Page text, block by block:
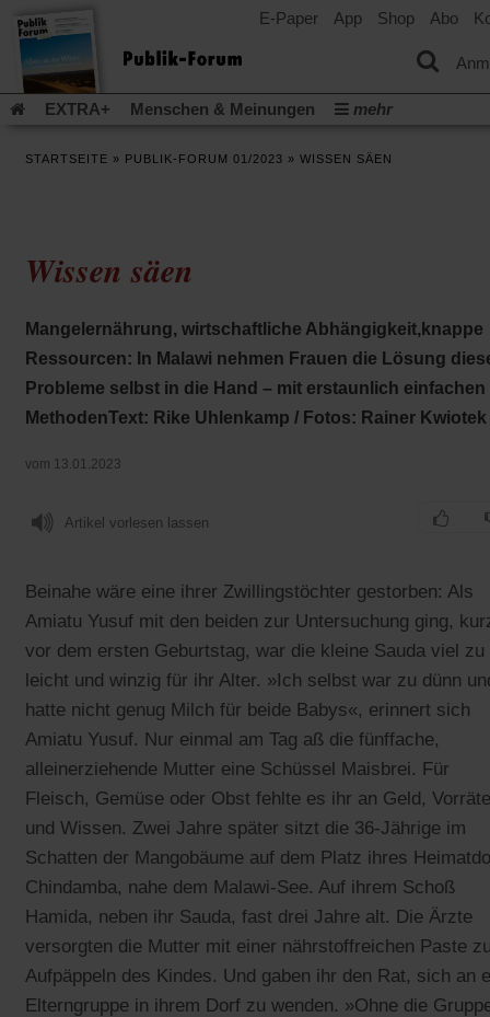
E-Paper App Shop Abo
EXTRA+ Menschen & Meinungen
mehr
Leserinitiative Publik-Forum e.V.
einem
neuen
Tab)
einem
neuen
Tab)
Gleichberechtigung
Künstliche Intelligenz(Öffnet
einem
neuen
Was gibt
Krieg und Frieden(Öffnet
einem
neuen
Gott neu denken Krieg in der Ukraine
Flucht und Migration
Video-Podcast »Veranstaltungen«
Podcast »Veranstaltungen«
Schriftgröße ändern:
STARTSEITE » PUBLIK-FORUM 01/2023 » WISSEN SÄEN
Wissen säen
Mangelernährung, wirtschaftliche Abhängigkeit,knappe
Ressourcen: In Malawi nehmen Frauen die Lösung
Probleme selbst in die Hand – mit erstaunlich einfachen
MethodenText: Rike Uhlenkamp / Fotos: Rainer Kwiotek
vom 13.01.2023
Artikel vorlesen lassen
Beinahe wäre eine ihrer Zwillingstöchter gestorben: Als
Amiatu Yusuf mit den beiden zur Untersuchung ging,
vor dem ersten Geburtstag, war die kleine Sauda viel zu
leicht und winzig für ihr Alter. »Ich selbst war zu dünn
hatte nicht genug Milch für beide Babys«, erinnert sich
Amiatu Yusuf. Nur einmal am Tag aß die fünffache,
alleinerziehende Mutter eine Schüssel Maisbrei. Für
Fleisch, Gemüse oder Obst fehlte es ihr an Geld,
und Wissen. Zwei Jahre später sitzt die 36-Jährige im
Schatten der Mangobäume auf dem Platz ihres
Chindamba, nahe dem Malawi-See. Auf ihrem Schoß
Hamida, neben ihr Sauda, fast drei Jahre alt. Die Ärzte
versorgten die Mutter mit einer nährstoffreichen Paste
Aufpäppeln des Kindes. Und gaben ihr den Rat, sich an
Elterngruppe in ihrem Dorf zu wenden. »Ohne die